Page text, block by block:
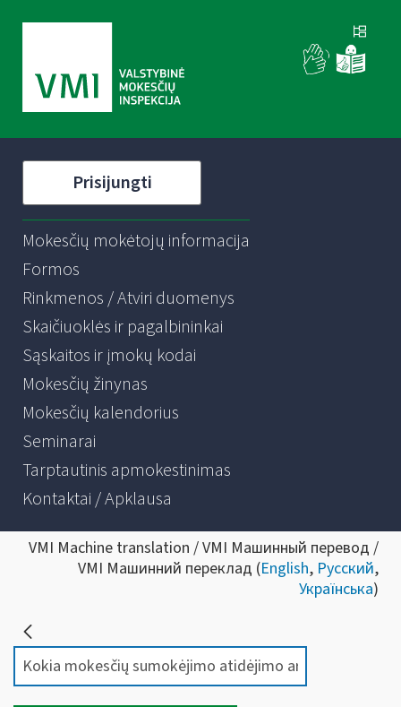
Prisijungti
Mokesčių mokėtojų informacija
Formos
Rinkmenos / Atviri duomenys
Skaičiuoklės ir pagalbininkai
Sąskaitos ir įmokų kodai
Mokesčių žinynas
Mokesčių kalendorius
Seminarai
Tarptautinis apmokestinimas
Kontaktai / Apklausa
VMI Machine translation / VMI Машинный перевод /
VMI Машинний переклад (English, Русский,
Українська)